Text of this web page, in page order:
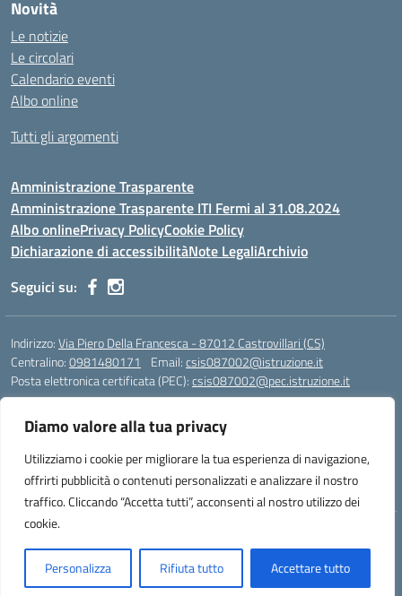
Diamo valore alla tua privacy
Utilizziamo i cookie per migliorare la tua esperienza di navigazione,
offrirti pubblicità o contenuti personalizzati e analizzare il nostro
traffico. Cliccando “Accetta tutti”, acconsenti al nostro utilizzo dei
cookie.
Personalizza Rifiuta tutto Accettare tutto
Novità
Le notizie
Le circolari
Calendario eventi
Albo online
Tutti gli argomenti
Amministrazione Trasparente
Amministrazione Trasparente ITI Fermi al 31.08.2024
Albo onlinePrivacy PolicyCookie Policy
Dichiarazione di accessibilitàNote LegaliArchivio
Seguici su:
Indirizzo:Via Piero Della Francesca - 87012 Castrovillari (CS)
Centralino:0981480171 Email:csis087002@istruzione.it
Posta elettronica certificata (PEC):csis087002@pec.istruzione.it
Codice meccanografico:CSIS087002
Codice Indice delle Pubbliche Amministrazioni (IPA): PNG4CA8K
Codice unico di fatturazione (CUF): R8N7JA